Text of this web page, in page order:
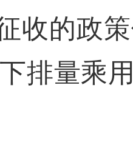
收的政
排量乘